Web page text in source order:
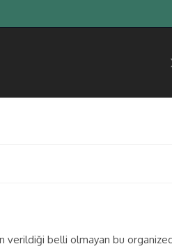
verildiği belli olmayan bu